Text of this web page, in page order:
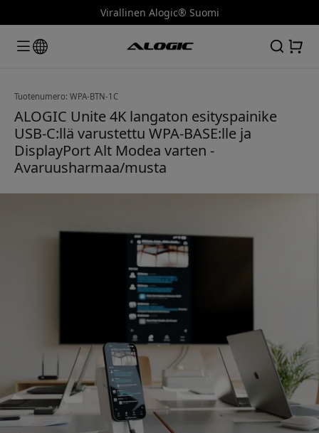
Virallinen Alogic® Suomi
Tuotenumero: WPA-BTN-1C
ALOGIC Unite 4K langaton esityspainike
USB-C:llä varustettu WPA-BASE:lle ja
DisplayPort Alt Modea varten -
Avaruusharmaa/musta